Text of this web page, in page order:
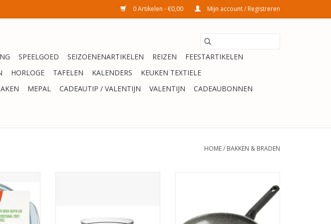
0 Artikelen - €0,00 Mijn account / Registreren
SPEELGOED SEIZOENENARTIKELEN REIZEN
FEESTARTIKELEN
HORLOGE TAFELEN KALENDERS
KEUKEN TEXTIELE
MEPAL CADEAUTIP / VALENTIJN VALENTIJN
CADEAUBONNEN
HOME/ BAKKEN & BRADEN
TOEVOEGEN AAN WINKELWAGEN